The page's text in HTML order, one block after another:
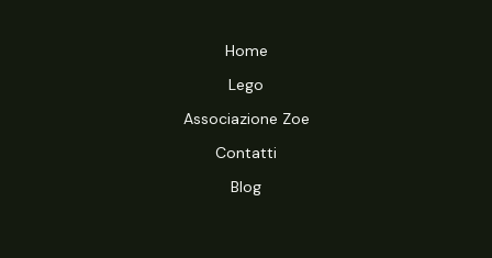
Home
Lego
Associazione Zoe
Contatti
Blog